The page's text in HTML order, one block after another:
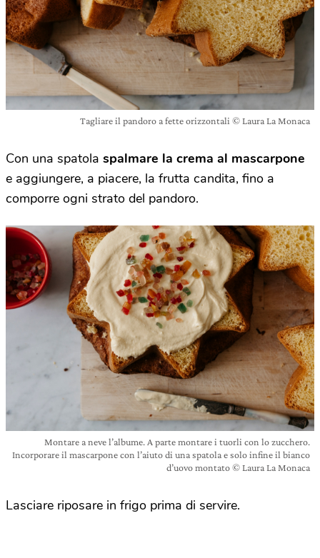
Tagliare il pandoro a fette orizzontali © Laura La Monaca
Con una spatola spalmare la crema al mascarpone
e aggiungere, a piacere, la frutta candita, fino a
comporre ogni strato del pandoro.
Montare a neve l’albume. A parte montare i tuorli con lo zucchero.
Incorporare il mascarpone con l’aiuto di una spatola e solo infine il bianco
d’uovo montato © Laura La Monaca
Lasciare riposare in frigo prima di servire.